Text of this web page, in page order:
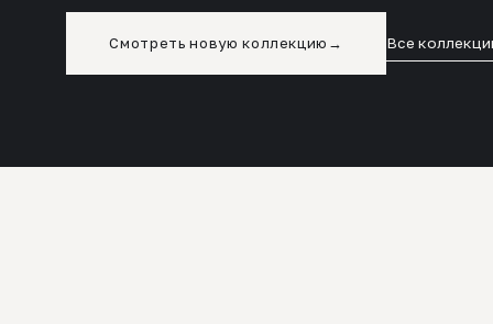
Смотреть новую коллекцию → Все